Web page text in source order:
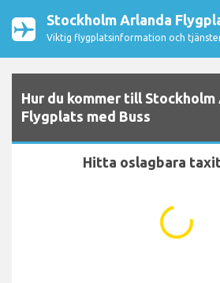
Stockholm Arlanda
Viktig flygplatsinformation och
Hur du kommer till Stockholm
Flygplats med Buss
Hitta oslagbara
...